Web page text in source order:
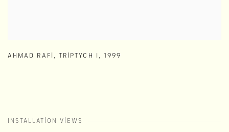
AHMAD RAFI , TRIPTYCH I , 1999
INSTALLATION VIEWS